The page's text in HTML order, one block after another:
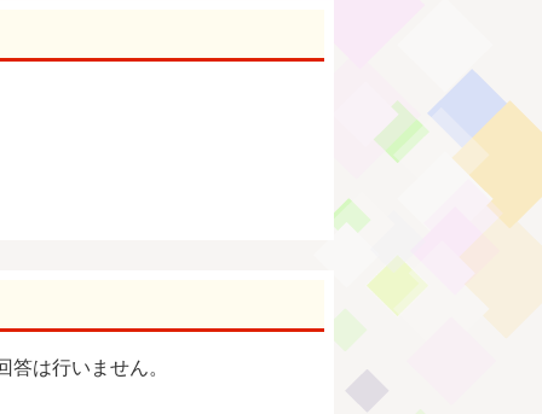
は行いません。